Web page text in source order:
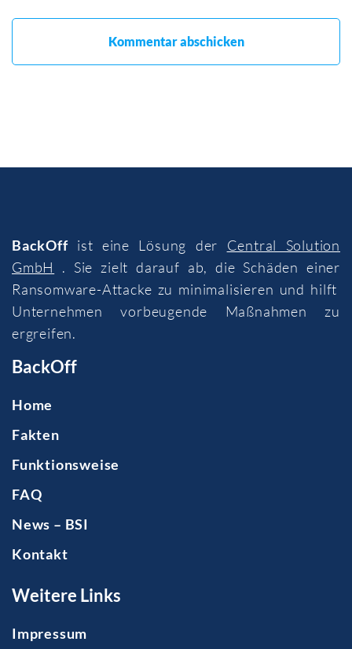
BackOffist eine Lösung der Central Solution
GmbH
. Sie zielt darauf ab, die Schäden einer
Ransomware-Attacke zu minimalisieren und hilft
Unternehmen vorbeugende Maßnahmen zu
ergreifen.
BackOff
Home
Fakten
Funktionsweise
FAQ
News – BSI
Kontakt
Weitere Links
Impressum